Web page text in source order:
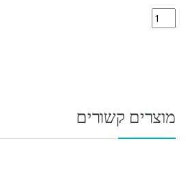
ES-5500G V3 quantity
מוצרים קשורים